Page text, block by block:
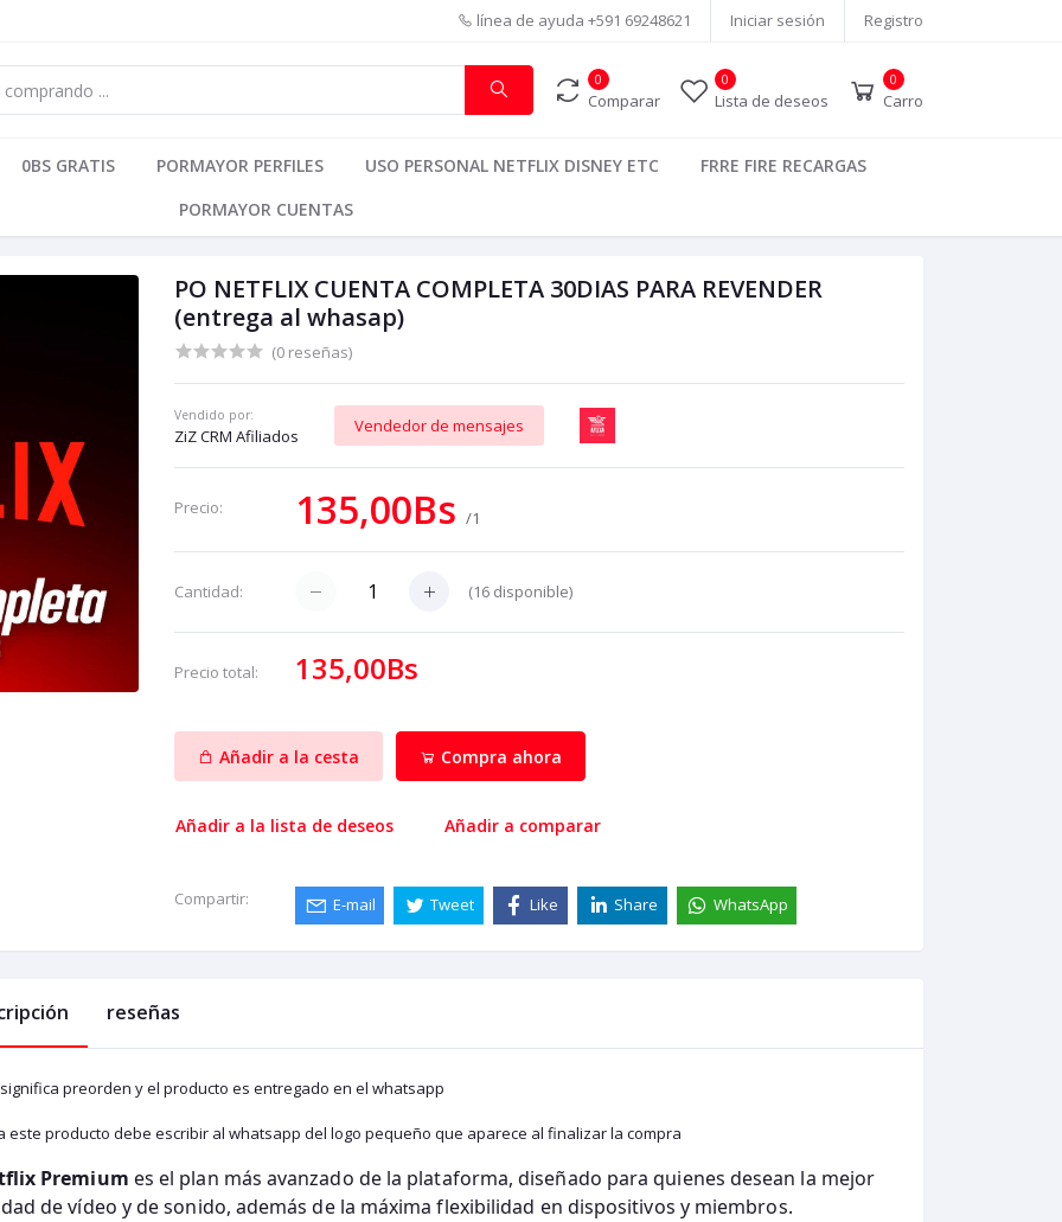
línea de ayuda +591 69248621 Iniciar sesión Registro
0
Comparar
0
Lista de deseos
0
Carro
0BS GRATIS PORMAYOR PERFILES USO PERSONAL NETFLIX DISNEY ETC
FRRE FIRE RECARGAS
PORMAYOR CUENTAS
PO NETFLIX CUENTA COMPLETA 30DIAS PARA REVENDER
(entrega al whasap)
(0 reseñas)
Vendido por:
ZiZ CRM Afiliados
Vendedor de mensajes
Precio: 135,00Bs/1
Cantidad: (16 disponible)
Precio total: 135,00Bs
Añadir a la cesta Compra ahora
Añadir a la lista de deseos Añadir a comparar
Compartir: E-mail Tweet Like Share WhatsApp
reseñas
significa preorden y el producto es entregado en el whatsapp
este producto debe escribir al whatsapp del logo pequeño que aparece al finalizar la compra
Premium es el plan más avanzado de la plataforma, diseñado para quienes desean la mejor
de vídeo y de sonido, además de la máxima flexibilidad en dispositivos y miembros.